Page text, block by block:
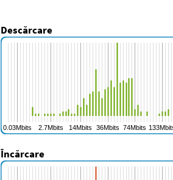
Descărcare
Încărcare